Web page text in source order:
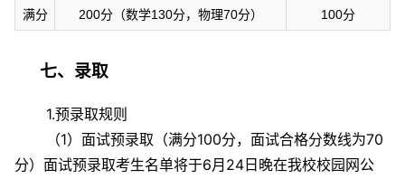
满分 200分（数学130分，物理70分） 100分
七、录取
1.预录取规则
（1）面试预录取（满分100分，面试合格分数线为70
分）面试预录取考生名单将于6月24日晚在我校校园网公